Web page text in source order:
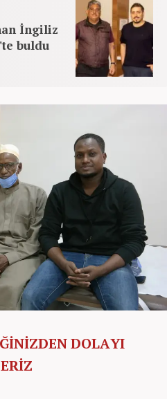
İngiliz
buldu
DOLAYI